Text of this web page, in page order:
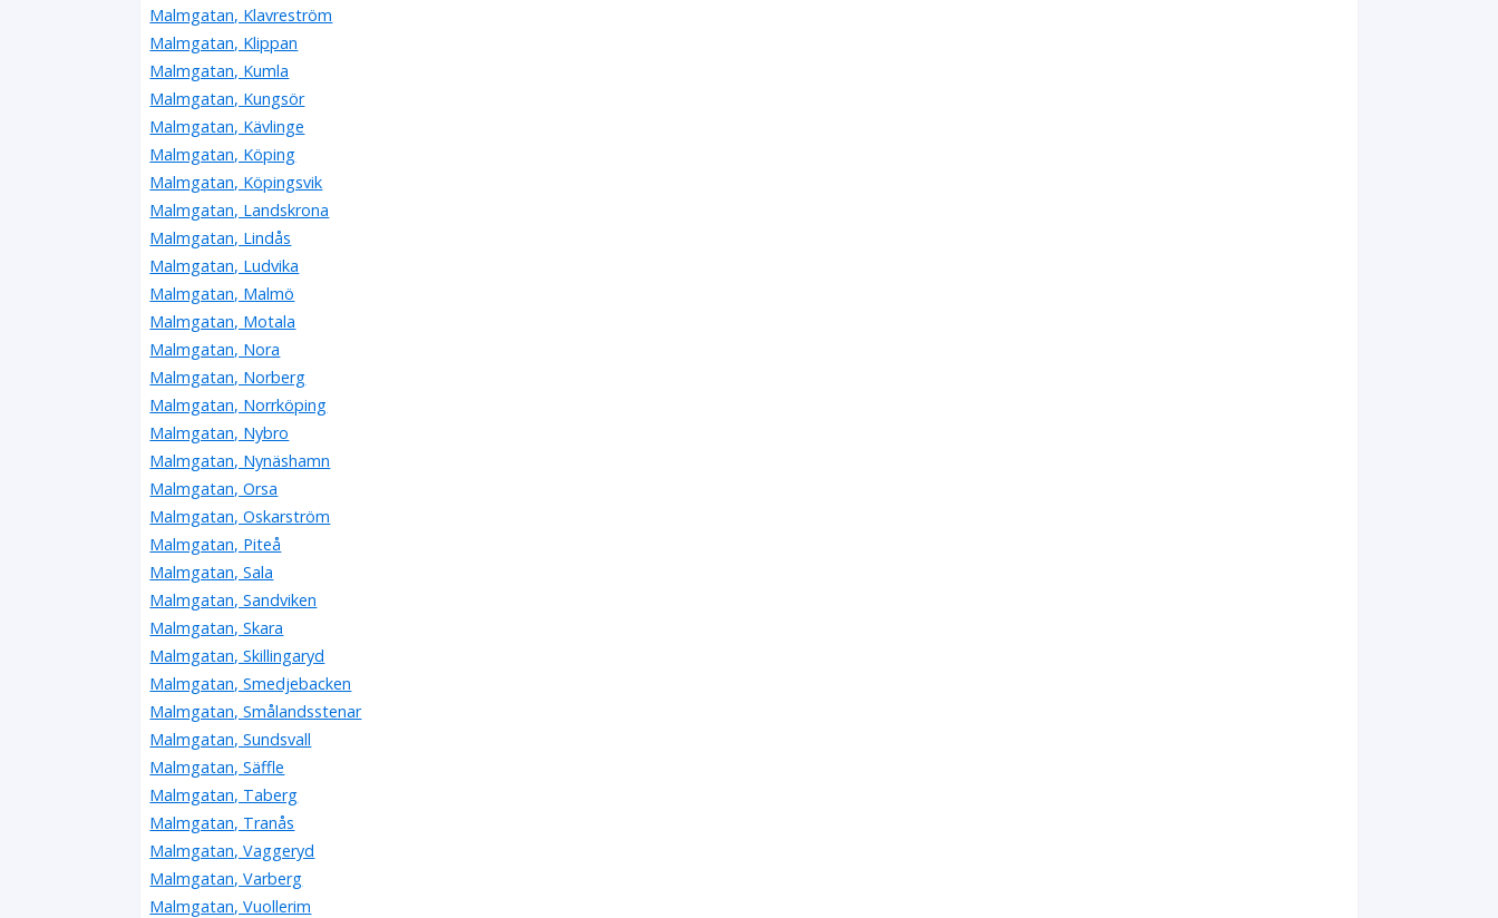
Malmgatan, Klavreström
Malmgatan, Klippan
Malmgatan, Kumla
Malmgatan, Kungsör
Malmgatan, Kävlinge
Malmgatan, Köping
Malmgatan, Köpingsvik
Malmgatan, Landskrona
Malmgatan, Lindås
Malmgatan, Ludvika
Malmgatan, Malmö
Malmgatan, Motala
Malmgatan, Nora
Malmgatan, Norberg
Malmgatan, Norrköping
Malmgatan, Nybro
Malmgatan, Nynäshamn
Malmgatan, Orsa
Malmgatan, Oskarström
Malmgatan, Piteå
Malmgatan, Sala
Malmgatan, Sandviken
Malmgatan, Skara
Malmgatan, Skillingaryd
Malmgatan, Smedjebacken
Malmgatan, Smålandsstenar
Malmgatan, Sundsvall
Malmgatan, Säffle
Malmgatan, Taberg
Malmgatan, Tranås
Malmgatan, Vaggeryd
Malmgatan, Varberg
Malmgatan, Vuollerim